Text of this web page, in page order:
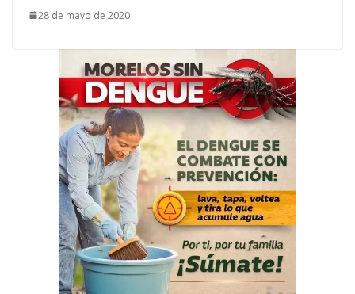
28 de mayo de 2020